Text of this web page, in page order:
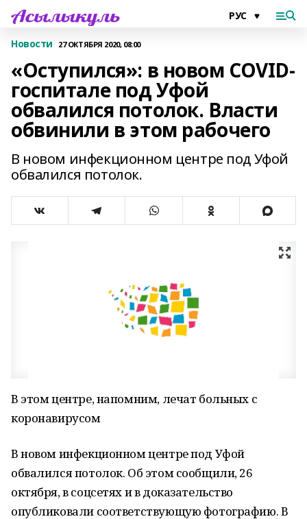
Новости 27 ОКТЯБРЯ 2020, 08:00
«Оступился»: в новом COVID-
госпитале под Уфой
обвалился потолок. Власти
обвинили в этом рабочего
В новом инфекционном центре под Уфой
обвалился потолок.
В этом центре, напомним, лечат больных с
коронавирусом
В новом инфекционном центре под Уфой
обвалился потолок. Об этом сообщили, 26
октября, в соцсетях и в доказательство
опубликовали соответствующую фотографию. В